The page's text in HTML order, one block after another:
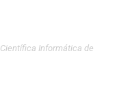
Informática de